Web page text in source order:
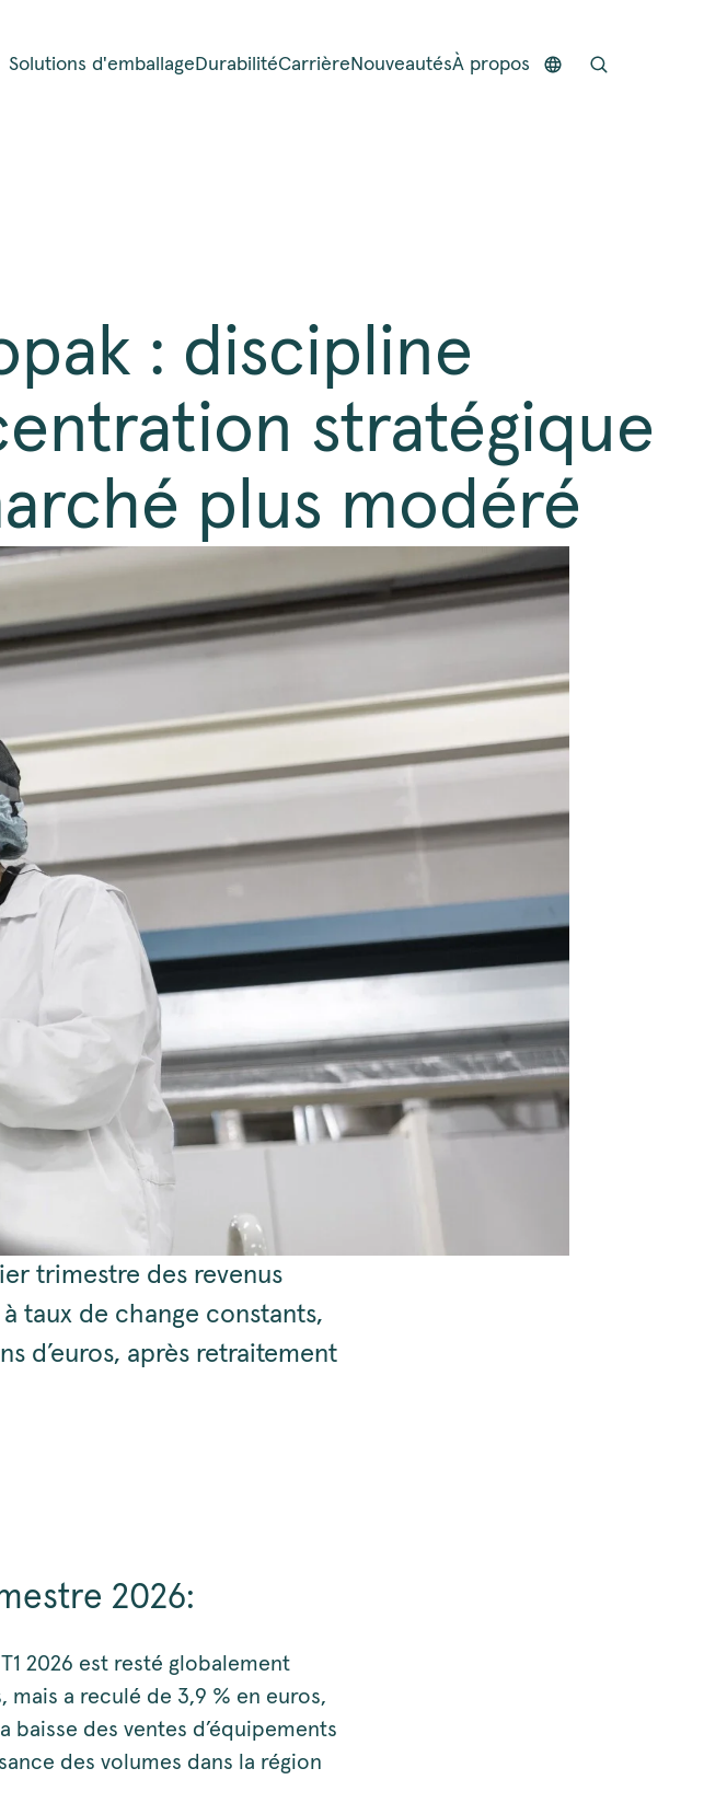
Solutions d'emballage DurabilitéCarrière NouveautésÀ propos
: discipline
stratégique
plus modéré
trimestre des revenus
taux de change constants,
d’euros, après retraitement
2026:
2026 est resté globalement
mais a reculé de 3,9 % en euros,
baisse des ventes d’équipements
des volumes dans la région